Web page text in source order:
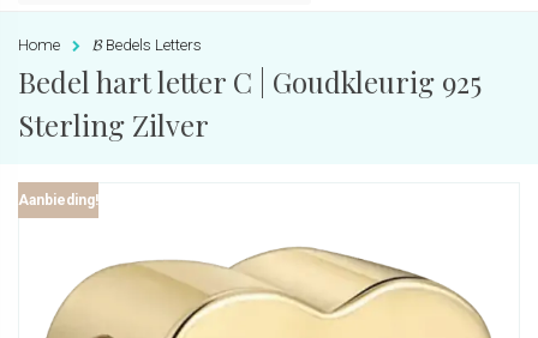
Home 𝓑 Bedels Letters
Bedel hart letter C | Goudkleurig 925
Sterling Zilver
Aanbieding!